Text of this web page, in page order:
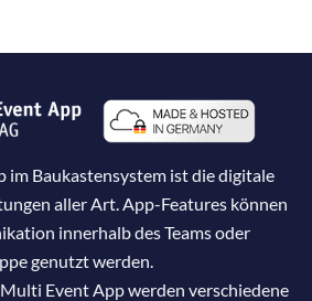
im Baukastensystem ist die digitale
aller Art. App-Features können
innerhalb des Teams oder
genutzt werden.
Event App werden verschiedene